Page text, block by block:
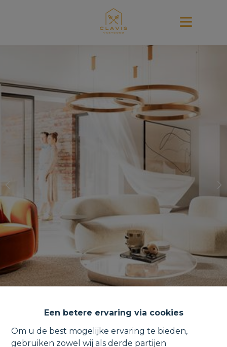
Een betere ervaring via cookies
Om u de best mogelijke ervaring te bieden,
gebruiken zowel wij als derde partijen